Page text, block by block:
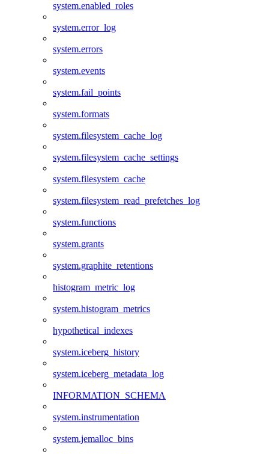
system.enabled_roles
system.error_log
system.errors
system.events
system.fail_points
system.formats
system.filesystem_cache_log
system.filesystem_cache_settings
system.filesystem_cache
system.filesystem_read_prefetches_log
system.functions
system.grants
system.graphite_retentions
histogram_metric_log
system.histogram_metrics
hypothetical_indexes
system.iceberg_history
system.iceberg_metadata_log
INFORMATION_SCHEMA
system.instrumentation
system.jemalloc_bins